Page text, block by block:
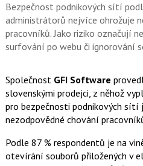
Bezpečnost podnikových sítí
administrátorů nejvíce ohrožuje
pracovníků. Jako riziko označují
surfování po webu či ignorování
Společnost GFI Software
slovenskými prodejci, z něhož
pro bezpečnosti podnikových
nezodpovědné chování
Podle 87 % respondentů je na
otevírání souborů přiložených v